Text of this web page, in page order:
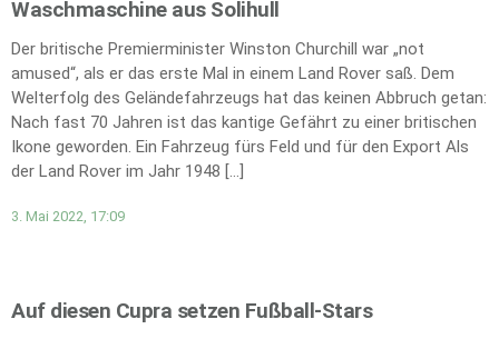
Waschmaschine aus Solihull
Der britische Premierminister Winston Churchill war „not
amused“, als er das erste Mal in einem Land Rover saß. Dem
Welterfolg des Geländefahrzeugs hat das keinen Abbruch getan:
Nach fast 70 Jahren ist das kantige Gefährt zu einer britischen
Ikone geworden. Ein Fahrzeug fürs Feld und für den Export Als
der Land Rover im Jahr 1948 […]
3. Mai 2022, 17:09
Auf diesen Cupra setzen Fußball-Stars